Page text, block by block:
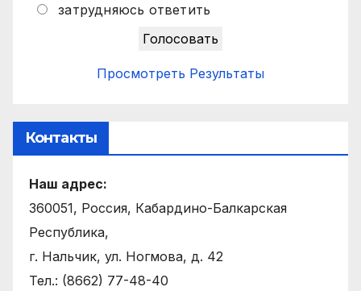
затрудняюсь ответить
Просмотреть Результаты
Контакты
Наш адрес:
360051, Россия, Кабардино-Балкарская
Республика,
г. Нальчик, ул. Ногмова, д. 42
Тел.: (8662) 77-48-40